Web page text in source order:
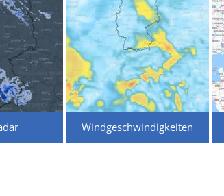
Windgeschwindigkeiten